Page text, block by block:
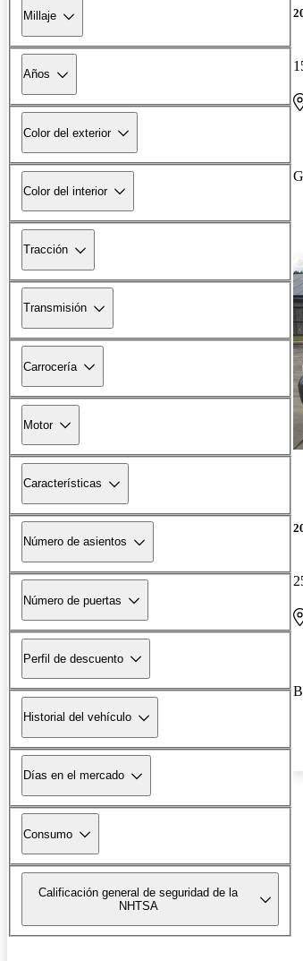
Millaje
Años
Color del exterior
Color del interior
Tracción
Transmisión
Carrocería
Motor
Características
Número de asientos
Número de puertas
Perfil de descuento
Historial del vehículo
Días en el mercado
Consumo
Calificación general de seguridad de la
NHTSA